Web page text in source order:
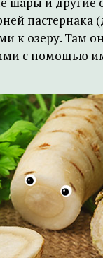
к озеру. Там
с помощью